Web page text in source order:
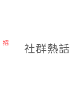
社群熱話